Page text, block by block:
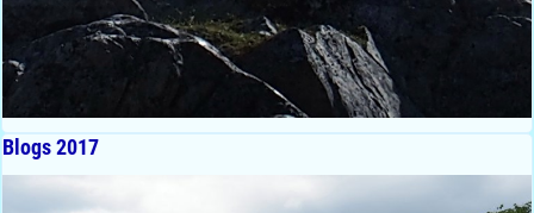
Blogs 2017